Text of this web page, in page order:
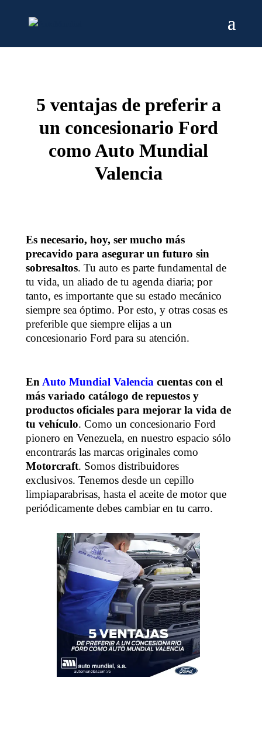
5 ventajas de preferir a
un concesionario Ford
como Auto Mundial
Valencia
Es necesario, hoy, ser mucho más
precavido para asegurar un futuro sin
sobresaltos. Tu auto es parte fundamental de
tu vida, un aliado de tu agenda diaria; por
tanto, es importante que su estado mecánico
siempre sea óptimo. Por esto, y otras cosas es
preferible que siempre elijas a un
concesionario Ford para su atención.
En Auto Mundial Valencia cuentas con el
más variado catálogo de repuestos y
productos oficiales para mejorar la vida de
tu vehículo. Como un concesionario Ford
pionero en Venezuela, en nuestro espacio sólo
encontrarás las marcas originales como
Motorcraft. Somos distribuidores
exclusivos. Tenemos desde un cepillo
limpiaparabrisas, hasta el aceite de motor que
periódicamente debes cambiar en tu carro.